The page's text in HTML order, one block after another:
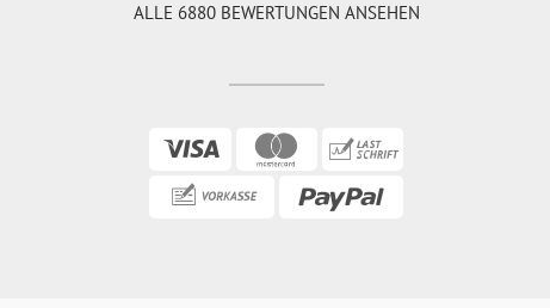
ALLE 6880 BEWERTUNGEN ANSEHEN